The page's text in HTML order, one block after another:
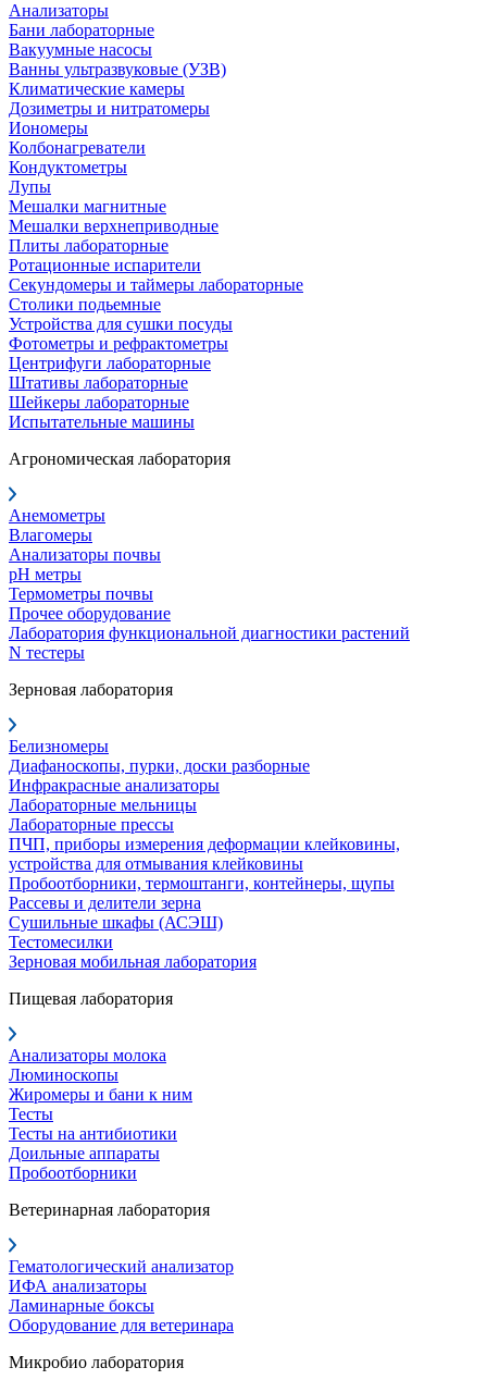
Анализаторы
Бани лабораторные
Вакуумные насосы
Ванны ультразвуковые (УЗВ)
Климатические камеры
Дозиметры и нитратомеры
Иономеры
Колбонагреватели
Кондуктометры
Лупы
Мешалки магнитные
Мешалки верхнеприводные
Плиты лабораторные
Ротационные испарители
Секундомеры и таймеры лабораторные
Столики подьемные
Устройства для сушки посуды
Фотометры и рефрактометры
Центрифуги лабораторные
Штативы лабораторные
Шейкеры лабораторные
Испытательные машины
Агрономическая лаборатория
Анемометры
Влагомеры
Анализаторы почвы
pH метры
Термометры почвы
Прочее оборудование
Лаборатория функциональной диагностики растений
N тестеры
Зерновая лаборатория
Белизномеры
Диафаноскопы, пурки, доски разборные
Инфракрасные анализаторы
Лабораторные мельницы
Лабораторные прессы
ПЧП, приборы измерения деформации клейковины,
устройства для отмывания клейковины
Пробоотборники, термоштанги, контейнеры, щупы
Рассевы и делители зерна
Сушильные шкафы (АСЭШ)
Тестомесилки
Зерновая мобильная лаборатория
Пищевая лаборатория
Анализаторы молока
Люминоскопы
Жиромеры и бани к ним
Тесты
Тесты на антибиотики
Доильные аппараты
Пробоотборники
Ветеринарная лаборатория
Гематологический анализатор
ИФА анализаторы
Ламинарные боксы
Оборудование для ветеринара
Микробио лаборатория